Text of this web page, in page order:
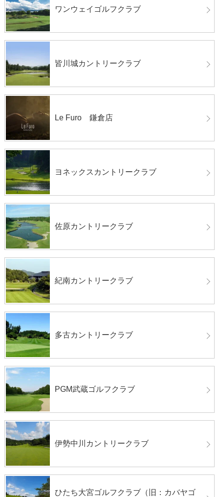
ワンウェイゴルフクラブ
皆川城カントリークラブ
Le Furo 鎌倉店
ヨネックスカントリークラブ
佐原カントリークラブ
紀南カントリークラブ
多古カントリークラブ
PGM武蔵ゴルフクラブ
伊勢中川カントリークラブ
ひたち大宮ゴルフクラブ（旧：カバヤゴ